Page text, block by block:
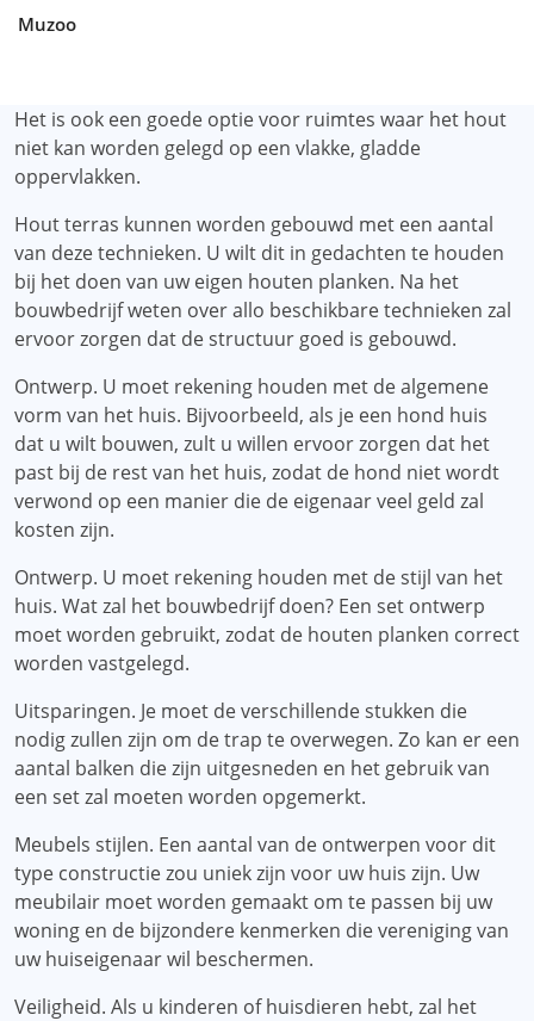
Muzoo
Het is ook een goede optie voor ruimtes waar het hout
niet kan worden gelegd op een vlakke, gladde
oppervlakken.
Hout terras kunnen worden gebouwd met een aantal
van deze technieken. U wilt dit in gedachten te houden
bij het doen van uw eigen houten planken. Na het
bouwbedrijf weten over allo beschikbare technieken zal
ervoor zorgen dat de structuur goed is gebouwd.
Ontwerp. U moet rekening houden met de algemene
vorm van het huis. Bijvoorbeeld, als je een hond huis
dat u wilt bouwen, zult u willen ervoor zorgen dat het
past bij de rest van het huis, zodat de hond niet wordt
verwond op een manier die de eigenaar veel geld zal
kosten zijn.
Ontwerp. U moet rekening houden met de stijl van het
huis. Wat zal het bouwbedrijf doen? Een set ontwerp
moet worden gebruikt, zodat de houten planken correct
worden vastgelegd.
Uitsparingen. Je moet de verschillende stukken die
nodig zullen zijn om de trap te overwegen. Zo kan er een
aantal balken die zijn uitgesneden en het gebruik van
een set zal moeten worden opgemerkt.
Meubels stijlen. Een aantal van de ontwerpen voor dit
type constructie zou uniek zijn voor uw huis zijn. Uw
meubilair moet worden gemaakt om te passen bij uw
woning en de bijzondere kenmerken die vereniging van
uw huiseigenaar wil beschermen.
Veiligheid. Als u kinderen of huisdieren hebt, zal het